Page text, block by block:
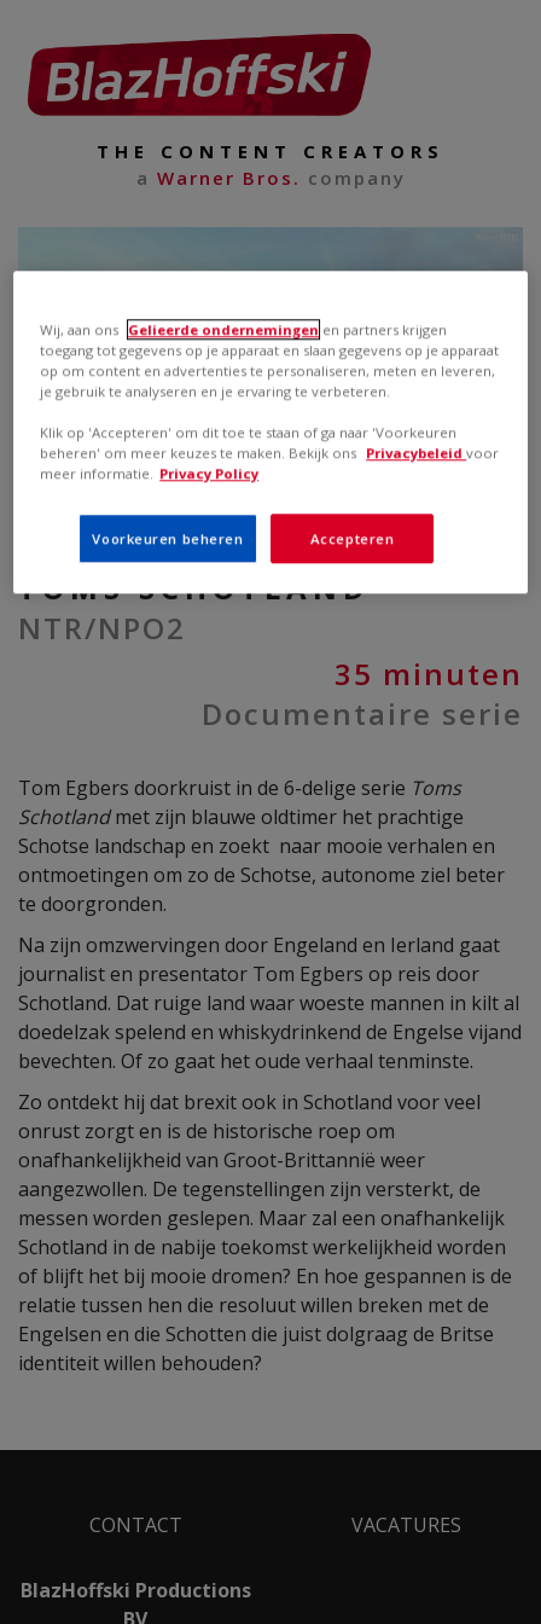
THE CONTENT CREATORS
a Warner Bros. company
TOMS SCHOTLAND
NTR/NPO2
35 minuten
Documentaire serie
Tom Egbers doorkruist in de 6-delige serie Toms
Schotlandmet zijn blauwe oldtimer het prachtige
Schotse landschap en zoekt naar mooie verhalen en
ontmoetingen om zo de Schotse, autonome ziel beter
te doorgronden.
Na zijn omzwervingen door Engeland en Ierland gaat
journalist en presentator Tom Egbers op reis door
Schotland. Dat ruige land waar woeste mannen in kilt al
doedelzak spelend en whiskydrinkend de Engelse vijand
bevechten. Of zo gaat het oude verhaal tenminste.
Zo ontdekt hij dat brexit ook in Schotland voor veel
onrust zorgt en is de historische roep om
onafhankelijkheid van Groot-Brittannië weer
aangezwollen. De tegenstellingen zijn versterkt, de
messen worden geslepen. Maar zal een onafhankelijk
Schotland in de nabije toekomst werkelijkheid worden
of blijft het bij mooie dromen? En hoe gespannen is de
relatie tussen hen die resoluut willen breken met de
Engelsen en die Schotten die juist dolgraag de Britse
identiteit willen behouden?
CONTACT
BlazHoffski Productions
VACATURES
Wij, aan ons Gelieerde ondernemingen en partners krijgen
toegang tot gegevens op je apparaat en slaan gegevens op je apparaat
op om content en advertenties te personaliseren, meten en leveren,
je gebruik te analyseren en je ervaring te verbeteren.
Klik op 'Accepteren' om dit toe te staan of ga naar 'Voorkeuren
beheren' om meer keuzes te maken. Bekijk ons Privacybeleidvoor
meer informatie. Privacy Policy
Accepteren
Voorkeuren beheren